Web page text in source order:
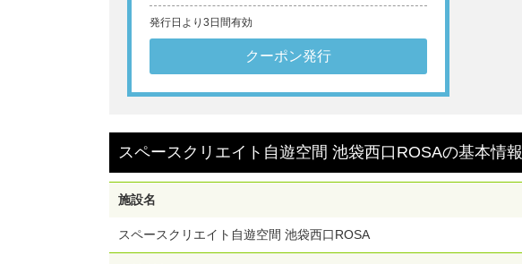
発行日より3日間有効
クーポン発行
スペースクリエイト自遊空間 池袋西口ROSAの基本情報
施設名
スペースクリエイト自遊空間 池袋西口ROSA